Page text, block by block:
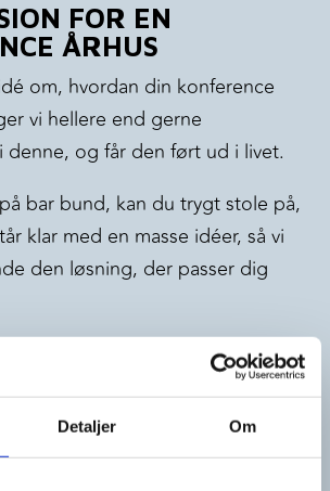
Detaljer Om
FOR EN
ÅRHUS
om, hvordan din konference
vi hellere end gerne
denne, og får den ført ud i livet.
bar bund, kan du trygt stole på,
klar med en masse idéer, så vi
den løsning, der passer dig
vores leverandører, da vi kun
folk, vi har fuld tillid til. Det vil
forvente top professionel og